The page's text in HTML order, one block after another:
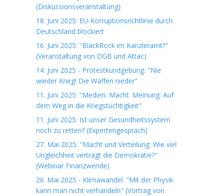
(Diskussionsveranstaltung)
18. Juni 2025: EU-Korruptionsrichtlinie durch
Deutschland blockiert
16. Juni 2025: "BlackRock im Kanzleramt?"
(Veranstaltung von DGB und Attac)
14. Juni 2025 - Protestkundgebung: "Nie
wieder Krieg! Die Waffen nieder"
11. Juni 2025: "Medien. Macht. Meinung: Auf
dem Weg in die Kriegstüchtigkeit"
11. Juni 2025: Ist unser Gesundheitssystem
noch zu retten? (Expertengespräch)
27. Mai 2025: "Macht und Verteilung: Wie viel
Ungleichheit verträgt die Demokratie?"
(Webinar Finanzwende)
26. Mai 2025 - Klimawandel: "Mit der Physik
kann man nicht verhandeln" (Vortrag von